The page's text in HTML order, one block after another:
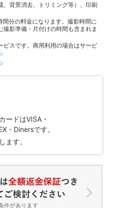
、背景消去、トリミング等）、印刷
分の料金になります。撮影時間に
影準備・片付けの時間も含まれま
ビスです。商用利用の場合はサービ
ードはVISA・
・Dinersです。
ます。